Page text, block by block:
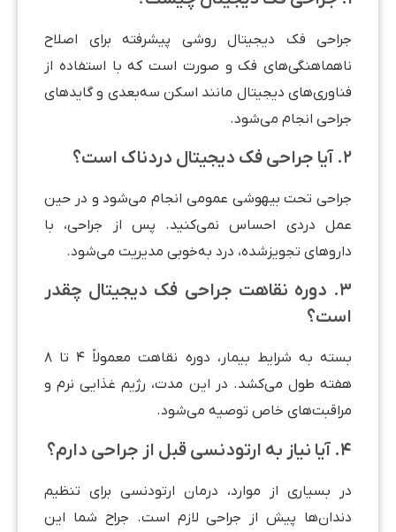
فک دیجیتال روشی پیشرفته برای اصلاح
فک و صورت است که با استفاده از
دیجیتال مانند اسکن سه‌بعدی و گایدهای
انجام می‌شود.
تحت بیهوشی عمومی انجام می‌شود و در حین
دردی احساس نمی‌کنید. پس از جراحی، با
تجویزشده، درد به‌خوبی مدیریت می‌شود.
۳. دوره نقاهت جراحی فک دیجیتال چقدر
بسته به شرایط بیمار، دوره نقاهت معمولاً ۴ تا ۸
طول می‌کشد. در این مدت، رژیم غذایی نرم و
خاص توصیه می‌شود.
بسیاری از موارد، درمان ارتودنسی برای تنظیم
پیش از جراحی لازم است. جراح شما این